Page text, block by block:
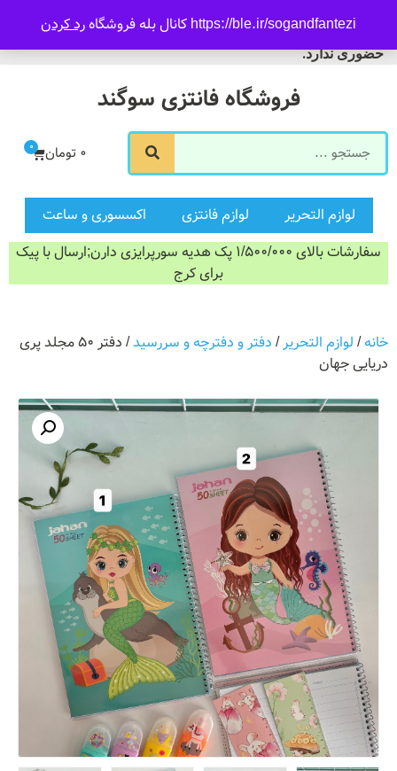
https://ble.ir/sogandfantezi کانال بله فروشگاه رد کردن
فروشگاه سوگند فروش
حضوری ندارد.
ورود/ثبت نام
فروشگاه فانتزی سوگند
0 تومان 0
لوازم التحریر لوازم فانتزی
اکسسوری و ساعت
سفارشات بالای 1/500/000 پک هدیه سورپرایزی دارن;ارسال با پیک
برای کرج
خانه/ لوازم التحریر/ دفتر و دفترچه و سررسید
/ دفتر ۵۰ مجلد پری
دریایی جهان